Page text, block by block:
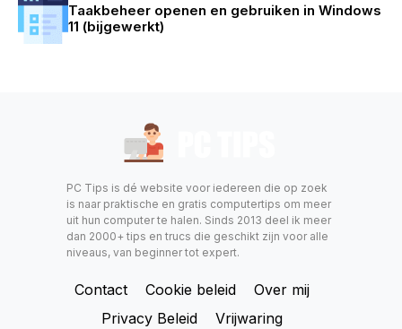
Taakbeheer openen en gebruiken in Windows
11 (bijgewerkt)
PC Tips is dé website voor iedereen die op zoek
is naar praktische en gratis computertips om meer
uit hun computer te halen. Sinds 2013 deel ik meer
dan 2000+ tips en trucs die geschikt zijn voor alle
niveaus, van beginner tot expert.
Contact Cookie beleid
Over mij
Privacy Beleid
Vrijwaring